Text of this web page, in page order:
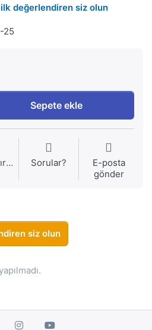
değerlendiren siz olun
25
Sepete ekle
Karşılaştırma Sorular?
E-posta
gönder
siz olun